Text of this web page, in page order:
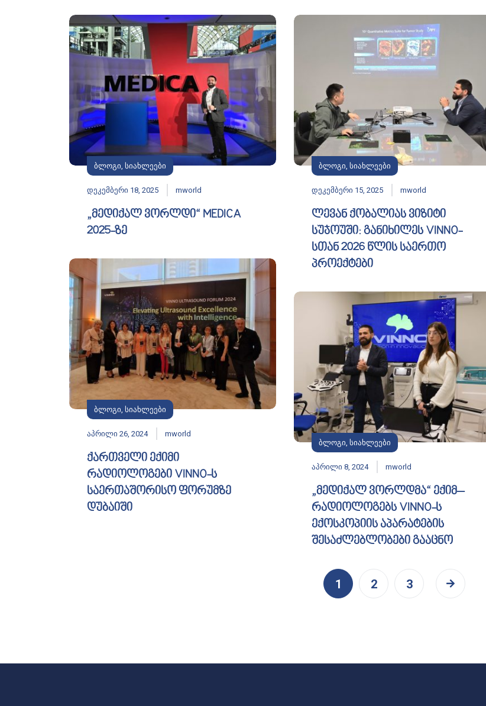
ბლოგი, სიახლეები
დეკემბერი 18, 2025 mworld
„მედიქალ ვორლდი“ MEDICA
2025-ზე
ბლოგი, სიახლეები
დეკემბერი 15, 2025 mworld
ლევან ქობალიას ვიზიტი
სუჯოუში: განიხილეს VINNO-
სთან 2026 წლის საერთო
პროექტები
ბლოგი, სიახლეები
აპრილი 26, 2024 mworld
ქართველი ექიმი
რადიოლოგები VINNO-ს
საერთაშორისო ფორუმზე
დუბაიში
ბლოგი, სიახლეები
აპრილი 8, 2024 mworld
„მედიქალ ვორლდმა“ ექიმ–
რადიოლოგებს VINNO-ს
ექოსკოპიის აპარატების
შესაძლებლობები გააცნო
1 2 3